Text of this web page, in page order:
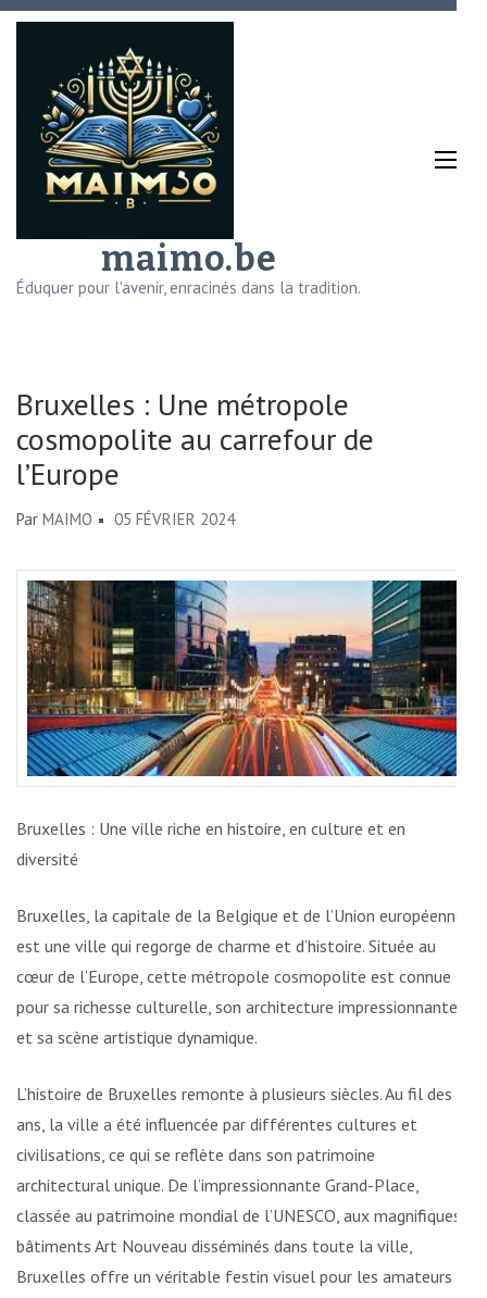
Aller
(Pressez
Entrée)
maimo.be
Éduquer pour l'avenir, enracinés dans la tradition.
Bruxelles : Une métropole
cosmopolite au carrefour de
l’Europe
Par MAIMO 05 FÉVRIER 2024
Bruxelles : Une ville riche en histoire, en culture et en
diversité
Bruxelles, la capitale de la Belgique et de l’Union européenne,
est une ville qui regorge de charme et d’histoire. Située au
cœur de l’Europe, cette métropole cosmopolite est connue
pour sa richesse culturelle, son architecture impressionnante
et sa scène artistique dynamique.
L’histoire de Bruxelles remonte à plusieurs siècles. Au fil des
ans, la ville a été influencée par différentes cultures et
civilisations, ce qui se reflète dans son patrimoine
architectural unique. De l’impressionnante Grand-Place,
classée au patrimoine mondial de l’UNESCO, aux magnifiques
bâtiments Art Nouveau disséminés dans toute la ville,
Bruxelles offre un véritable festin visuel pour les amateurs